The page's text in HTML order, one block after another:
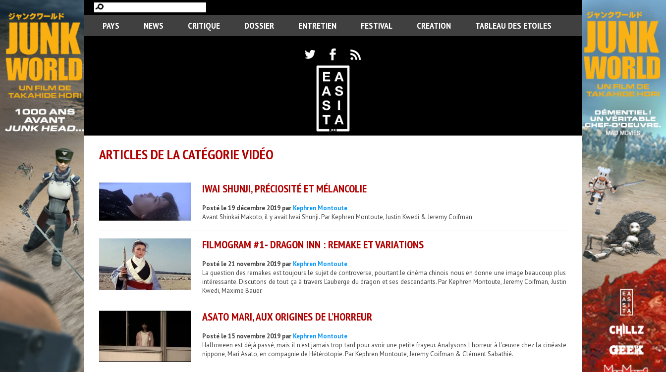
PAYS NEWS CRITIQUE DOSSIER ENTRETIEN FESTIVAL CREATION TABLEAU DES ETOILES
ARTICLES DE LA CATÉGORIE VIDÉO
IWAI SHUNJI, PRÉCIOSITÉ ET MÉLANCOLIE
Posté le 19 décembre 2019 par Kephren Montoute
Avant Shinkai Makoto, il y avait Iwai Shunji. Par Kephren Montoute, Justin Kwedi & Jeremy Coifman.
FILMOGRAM #1- DRAGON INN : REMAKE ET VARIATIONS
Posté le 21 novembre 2019 par Kephren Montoute
La question des remakes est toujours le sujet de controverse, pourtant le cinéma chinois nous en donne une image beaucoup plus
intéressante. Discutons de tout ça à travers L'auberge du dragon et ses descendants. Par Kephren Montoute, Jeremy Coifman, Justin
Kwedi, Maxime Bauer.
ASATO MARI, AUX ORIGINES DE L’HORREUR
Posté le 15 novembre 2019 par Kephren Montoute
Halloween est déjà passé, mais il n'est jamais trop tard pour avoir une petite frayeur. Analysons l'horreur à l'œuvre chez la cinéaste
nippone, Mari Asato, en compagnie de Hétérotopie. Par Kephren Montoute, Jeremy Coifman & Clément Sabathié.